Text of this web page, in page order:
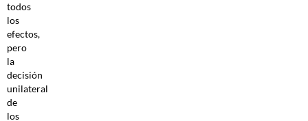
todos
los
efectos,
pero
la
decisión
unilateral
de
los